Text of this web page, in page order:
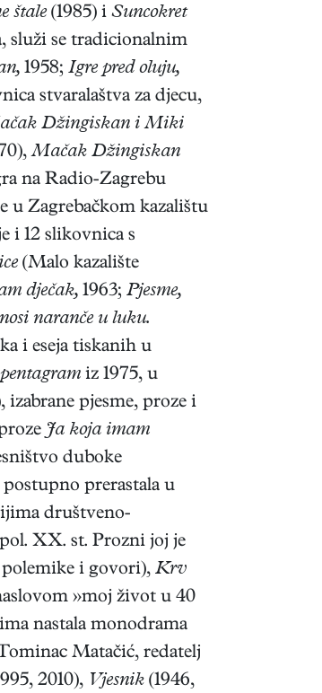
štale (1985) i Suncokret
služi se tradicionalnim
1958; Igre pred oluju,
stvaralaštva za djecu,
Džingiskan i Miki
Mačak Džingiskan
na Radio-Zagrebu
u Zagrebačkom kazalištu
i 12 slikovnica s
(Malo kazalište
dječak, 1963; Pjesme,
naranče u luku.
i eseja tiskanih u
iz 1975, u
pjesme, proze i
Ja koja imam
duboke
prerastala u
društveno-
XX. st. Prozni joj je
i govori), Krv
»moj život u 40
nastala monodrama
Matačić, redatelj
2010), Vjesnik (1946,